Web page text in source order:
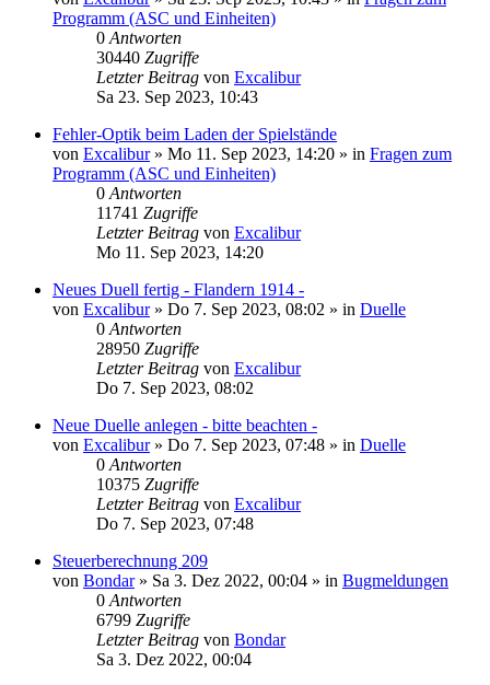
Programm (ASC und Einheiten)
0 Antworten
30440 Zugriffe
Letzter Beitrag von Excalibur
Sa 23. Sep 2023, 10:43
Fehler-Optik beim Laden der Spielstände
von Excalibur» Mo 11. Sep 2023, 14:20 » in Fragen zum
Programm (ASC und Einheiten)
0 Antworten
11741 Zugriffe
Letzter Beitrag von Excalibur
Mo 11. Sep 2023, 14:20
Neues Duell fertig - Flandern 1914 -
von Excalibur» Do 7. Sep 2023, 08:02 » in Duelle
0 Antworten
28950 Zugriffe
Letzter Beitrag von Excalibur
Do 7. Sep 2023, 08:02
Neue Duelle anlegen - bitte beachten -
von Excalibur» Do 7. Sep 2023, 07:48 » in Duelle
0 Antworten
10375 Zugriffe
Letzter Beitrag von Excalibur
Do 7. Sep 2023, 07:48
Steuerberechnung 209
von Bondar» Sa 3. Dez 2022, 00:04 » in Bugmeldungen
0 Antworten
6799 Zugriffe
Letzter Beitrag von Bondar
Sa 3. Dez 2022, 00:04